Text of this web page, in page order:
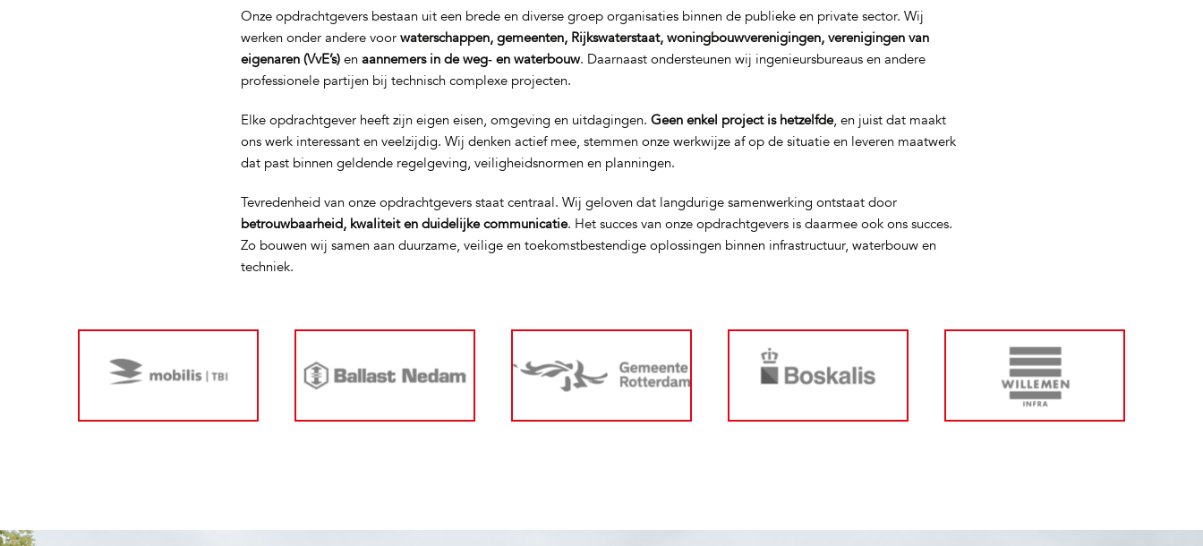
Onze opdrachtgevers bestaan uit een brede en diverse groep organisaties binnen de publieke en private sector. Wij
werken onder andere voorwaterschappen, gemeenten, Rijkswaterstaat, woningbouwverenigingen, verenigingen van
eigenaren (VvE’s) enaannemers in de weg‑ en waterbouw. Daarnaast ondersteunen wij ingenieursbureaus en andere
professionele partijen bij technisch complexe projecten.
Elke opdrachtgever heeft zijn eigen eisen, omgeving en uitdagingen.Geen enkel project is hetzelfde, en juist dat maakt
ons werk interessant en veelzijdig. Wij denken actief mee, stemmen onze werkwijze af op de situatie en leveren maatwerk
dat past binnen geldende regelgeving, veiligheidsnormen en planningen.
Tevredenheid van onze opdrachtgevers staat centraal. Wij geloven dat langdurige samenwerking ontstaat door
betrouwbaarheid, kwaliteit en duidelijke communicatie. Het succes van onze opdrachtgevers is daarmee ook ons succes.
Zo bouwen wij samen aan duurzame, veilige en toekomstbestendige oplossingen binnen infrastructuur, waterbouw en
techniek.